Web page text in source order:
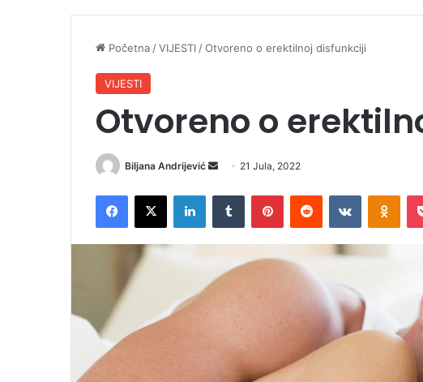
Početna/VIJESTI/Otvoreno o erektilnoj disfunkciji
VIJESTI
Otvoreno o
Biljana Andrijević
a
21 Jula, 2022